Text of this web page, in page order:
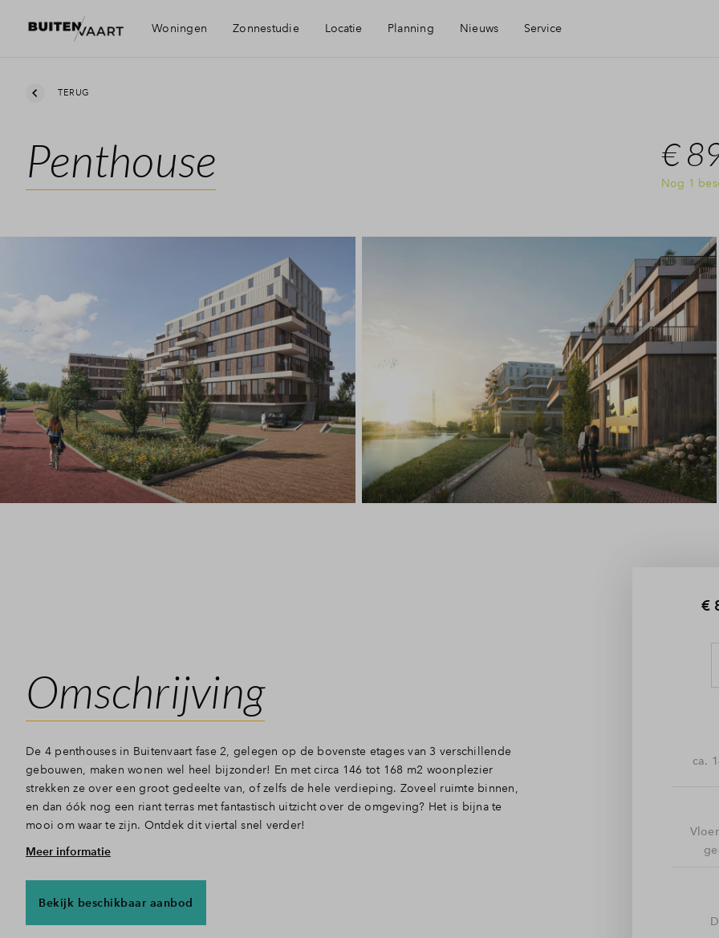
Woningen Zonnestudie Locatie
Alkmaar en Bergen
Planning Nieuws Service
Veelgestelde vragen
Contact
TERUG
Penthouse €
Nog 1
Omschrijving
De 4 penthouses in Buitenvaart fase 2, gelegen op de bovenste etages van 3 verschillende
gebouwen, maken wonen wel heel bijzonder! En met circa 146 tot 168 m2 woonplezier
strekken ze over een groot gedeelte van, of zelfs de hele verdieping. Zoveel ruimte binnen,
en dan óók nog een riant terras met fantastisch uitzicht over de omgeving? Het is bijna te
mooi om waar te zijn. Ontdek dit viertal snel verder!
Wonen op niveau
(woon)wensen te voldoen: 3 slaapkamers, 1 of 2 badkamers, een zeer royale woonkamer en
een ruim terras op de 3e,4e, 5e of de 6e verdieping. Droom jij van een kookeiland,
Meer informatie
Bekijk beschikbaar aanbod
€
ca.